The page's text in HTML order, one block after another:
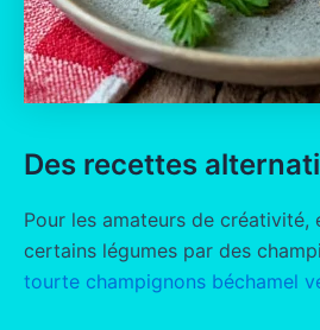
Des recettes
Pour les amateurs de
certains légumes par des
tourte champignons béchamel